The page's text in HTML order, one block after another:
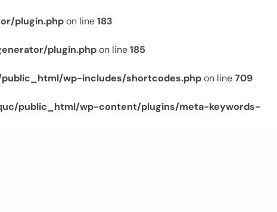
plugin.phpon line183
plugin.phpon line185
wp-includes/shortcodes.phpon line709
public_html/wp-content/plugins/meta-keywords-